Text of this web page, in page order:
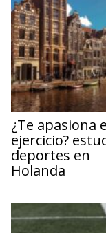
¿Te apasiona
ejercicio?
deportes en
Holanda